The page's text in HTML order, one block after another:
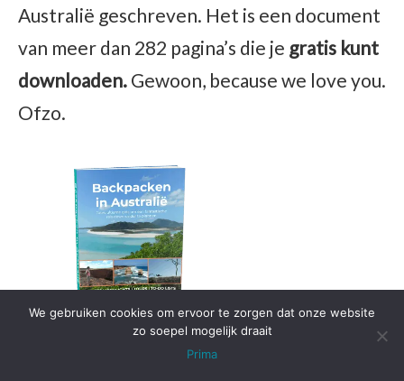
Australië geschreven. Het is een document
van meer dan 282 pagina’s die je gratis kunt
downloaden. Gewoon, because we love you.
Ofzo.
We gebruiken cookies om ervoor te zorgen dat onze website
zo soepel mogelijk draait
Prima